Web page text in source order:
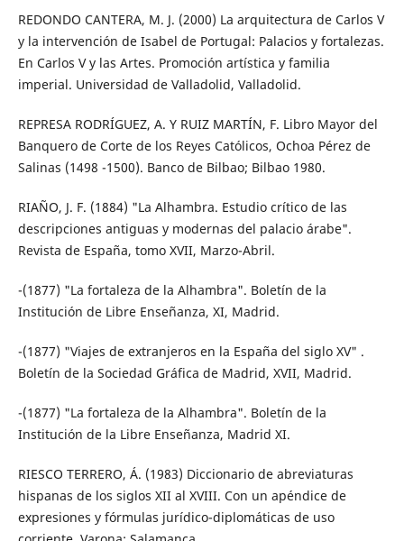
REDONDO CANTERA, M. J. (2000) La arquitectura de Carlos V
y la intervención de Isabel de Portugal: Palacios y fortalezas.
En Carlos V y las Artes. Promoción artística y familia
imperial. Universidad de Valladolid, Valladolid.
REPRESA RODRÍGUEZ, A. Y RUIZ MARTÍN, F. Libro Mayor del
Banquero de Corte de los Reyes Católicos, Ochoa Pérez de
Salinas (1498 -1500). Banco de Bilbao; Bilbao 1980.
RIAÑO, J. F. (1884) "La Alhambra. Estudio crítico de las
descripciones antiguas y modernas del palacio árabe".
Revista de España, tomo XVII, Marzo-Abril.
-(1877) "La fortaleza de la Alhambra". Boletín de la
Institución de Libre Enseñanza, XI, Madrid.
-(1877) "Viajes de extranjeros en la España del siglo XV" .
Boletín de la Sociedad Gráfica de Madrid, XVII, Madrid.
-(1877) "La fortaleza de la Alhambra". Boletín de la
Institución de la Libre Enseñanza, Madrid XI.
RIESCO TERRERO, Á. (1983) Diccionario de abreviaturas
hispanas de los siglos XII al XVIII. Con un apéndice de
expresiones y fórmulas jurídico-diplomáticas de uso